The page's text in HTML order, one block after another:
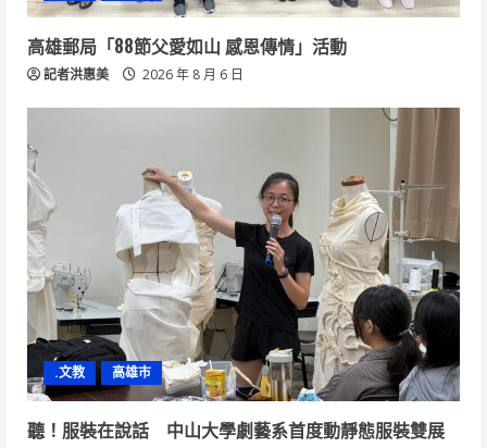
高雄郵局「88節父愛如山 感恩傳情」活動
記者洪惠美 2026 年 8 月 6 日
.文教 高雄市
聽！服裝在說話 中山大學劇藝系首度動靜態服裝雙展